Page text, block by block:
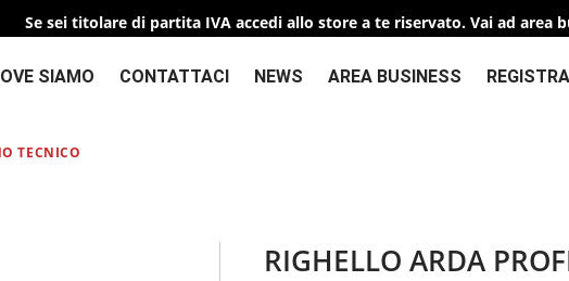
Se sei titolare di partita IVA accedi allo store a te riservato. Vai ad area
SIAMO CONTATTACI NEWS AREA BUSINESS
TECNICO
RIGHELLO ARDA